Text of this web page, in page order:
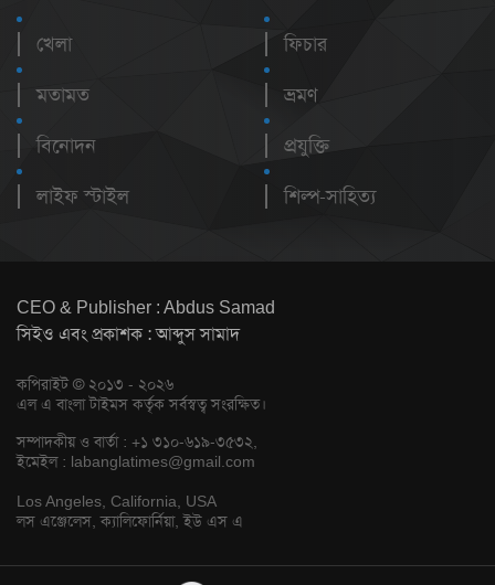
খেলা
মতামত
বিনোদন
লাইফ স্টাইল
ফিচার
ভ্রমণ
প্রযুক্তি
শিল্প-সাহিত্য
CEO & Publisher : Abdus Samad
সিইও এবং প্রকাশক : আব্দুস সামাদ
কপিরাইট © ২০১৩ - ২০২৬
এল এ বাংলা টাইমস কর্তৃক সর্বস্বত্ব সংরক্ষিত।
সম্পাদকীয় ও বার্তা : +১ ৩১০-৬১৯-৩৫৩২,
ইমেইল : labanglatimes@gmail.com
Los Angeles, California, USA
লস এঞ্জেলেস, ক্যালিফোর্নিয়া, ইউ এস এ